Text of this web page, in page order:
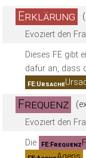
Erklärung
Evoziert den
Dieses FE gibt
dafür an, dass
FE:Ursache
Frequenz
Evoziert den
Die FE:Frequenz